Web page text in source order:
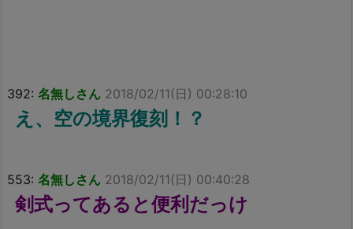
392: 名無しさん 2018/02/11(日) 00:28:10
え、空の境界復刻！？
553: 名無しさん 2018/02/11(日) 00:40:28
剣式ってあると便利だっけ